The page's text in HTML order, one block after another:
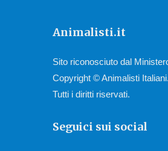
Animalisti.it
Sito riconosciuto dal
Copyright © Animalisti Italiani.
Tutti i diritti riservati.
Seguici sui social